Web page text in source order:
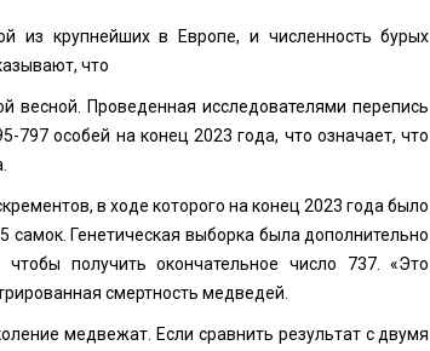
из крупнейших в Европе, и численность бурых
что
весной. Проведенная исследователями перепись
особей на конец 2023 года, что означает, что
в ходе которого на конец 2023 года было
Генетическая выборка была дополнительно
получить окончательное число 737. «Это
смертность медведей.
медвежат. Если сравнить результат с двумя